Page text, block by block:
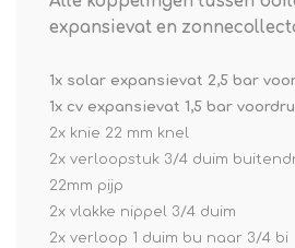
expansievat en
1x solar expansievat 2,5 bar
1x cv expansievat 1,5 bar
2x knie 22 mm knel
2x verloopstuk 3/4 duim
22mm pijp
2x vlakke nippel 3/4 duim
2x verloop 1 duim bu naar 3/4 bi